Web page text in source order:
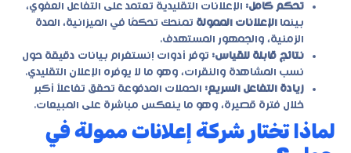
تحكم كامل: الإعلانات التقليدية تعتمد على التفاعل العفوي،
بينما الإعلانات الممولة تمنحك تحكمًا في الميزانية، المدة
الزمنية، والجمهور المستهدف.
نتائج قابلة للقياس: توفر أدوات إنستغرام بيانات دقيقة حول
نسب المشاهدة والنقرات، وهو ما لا يوفره الإعلان التقليدي.
زيادة التفاعل السريع: الحملات المدفوعة تحقق تفاعلاً أكبر
خلال فترة قصيرة، وهو ما ينعكس مباشرة على المبيعات.
لماذا تختار شركة إعلانات ممولة في